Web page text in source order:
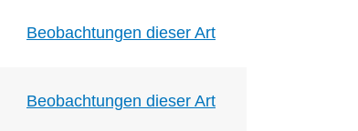
Beobachtungen dieser Art
Beobachtungen dieser Art